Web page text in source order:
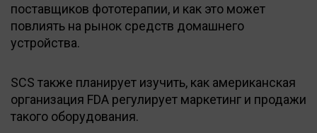
поставщиков фототерапии, и как это может
повлиять на рынок средств домашнего
устройства.
SCS также планирует изучить, как американская
организация FDA регулирует маркетинг и продажи
такого оборудования.